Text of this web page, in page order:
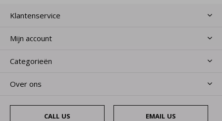
Klantenservice
Mijn account
Categorieën
Over ons
CALL US EMAIL US